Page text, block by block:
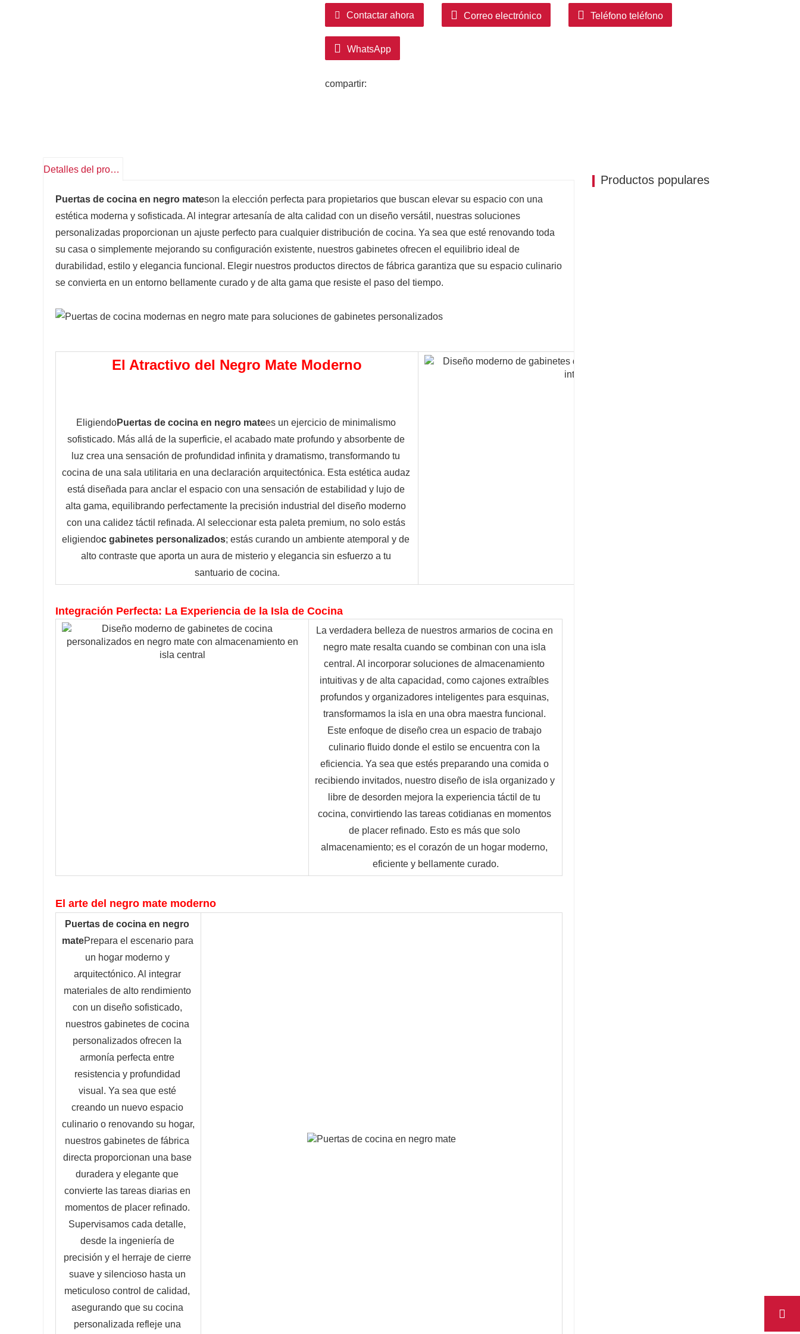
5.
Detalles Artísticos:
Los detalles de latón seleccionados a mano proporcionan un
contraste refinado, transformando el almacenamiento funcional en un punto focal
estiloso de su hogar.
Contactar ahora Correo electrónico Teléfono teléfono
WhatsApp
compartir:
Detalles del producto
Puertas de cocina en negro mateson la elección perfecta para propietarios que buscan elevar su espacio con una
estética moderna y sofisticada. Al integrar artesanía de alta calidad con un diseño versátil, nuestras soluciones
personalizadas proporcionan un ajuste perfecto para cualquier distribución de cocina. Ya sea que esté renovando toda
su casa o simplemente mejorando su configuración existente, nuestros gabinetes ofrecen el equilibrio ideal de
durabilidad, estilo y elegancia funcional. Elegir nuestros productos directos de fábrica garantiza que su espacio culinario
se convierta en un entorno bellamente curado y de alta gama que resiste el paso del tiempo.
El Atractivo del Negro Mate Moderno
EligiendoPuertas de cocina en negro matees un ejercicio de minimalismo
sofisticado. Más allá de la superficie, el acabado mate profundo y absorbente de
luz crea una sensación de profundidad infinita y dramatismo, transformando tu
cocina de una sala utilitaria en una declaración arquitectónica. Esta estética audaz
está diseñada para anclar el espacio con una sensación de estabilidad y lujo de
alta gama, equilibrando perfectamente la precisión industrial del diseño moderno
con una calidez táctil refinada. Al seleccionar esta paleta premium, no solo estás
eligiendoc gabinetes personalizados; estás curando un ambiente atemporal y de
alto contraste que aporta un aura de misterio y elegancia sin esfuerzo a tu
santuario de cocina.
Integración Perfecta: La Experiencia de la Isla de Cocina
La verdadera belleza de nuestros armarios de cocina en
negro mate resalta cuando se combinan con una isla
central. Al incorporar soluciones de almacenamiento
intuitivas y de alta capacidad, como cajones extraíbles
profundos y organizadores inteligentes para esquinas,
transformamos la isla en una obra maestra funcional.
Este enfoque de diseño crea un espacio de trabajo
culinario fluido donde el estilo se encuentra con la
eficiencia. Ya sea que estés preparando una comida o
recibiendo invitados, nuestro diseño de isla organizado y
libre de desorden mejora la experiencia táctil de tu
cocina, convirtiendo las tareas cotidianas en momentos
de placer refinado. Esto es más que solo
almacenamiento; es el corazón de un hogar moderno,
eficiente y bellamente curado.
El arte del negro mate moderno
Puertas de cocina en negro
matePrepara el escenario para
un hogar moderno y
arquitectónico. Al integrar
materiales de alto rendimiento
con un diseño sofisticado,
nuestros gabinetes de cocina
personalizados ofrecen la
armonía perfecta entre
resistencia y profundidad
visual. Ya sea que esté
creando un nuevo espacio
culinario o renovando su hogar,
nuestros gabinetes de fábrica
directa proporcionan una base
duradera y elegante que
convierte las tareas diarias en
momentos de placer refinado.
Supervisamos cada detalle,
desde la ingeniería de
precisión y el herraje de cierre
suave y silencioso hasta un
meticuloso control de calidad,
asegurando que su cocina
personalizada refleje una
Productos populares